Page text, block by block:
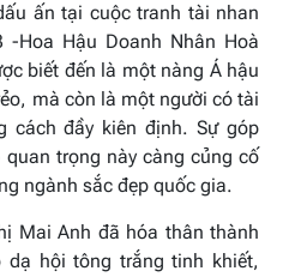
ấn tại cuộc tranh tài nhan
Hoa Hậu Doanh Nhân Hoà
biết đến là một nàng Á hậu
mà còn là một người có tài
cách đầy kiên định. Sự góp
trọng này càng củng cố
ngành sắc đẹp quốc gia.
Mai Anh đã hóa thân thành
dạ hội tông trắng tinh khiết,